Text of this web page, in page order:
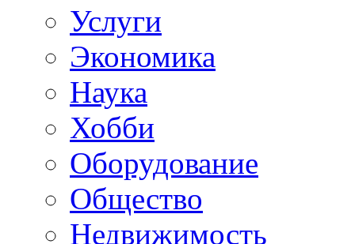
Услуги
Экономика
Наука
Хобби
Оборудование
Общество
Недвижимость